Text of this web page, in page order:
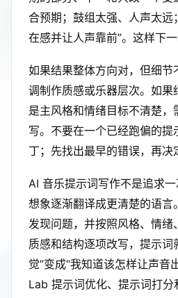
合预期；鼓组太强、人声太远
在感并让人声靠前”。这样下一
如果结果整体方向对，但细节
调制作质感或乐器层次。如果
是主风格和情绪目标不清楚，
写。不要在一个已经跑偏的提
丁；先找出最早的错误，再决
AI 音乐提示词写作不是追求
想象逐渐翻译成更清楚的语言
发现问题，并按照风格、情绪
质感和结构逐项改写，提示词
觉”变成“我知道该怎样让声音
Lab 提示词优化、提示词打